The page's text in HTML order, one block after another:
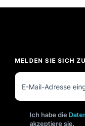
MELDEN SIE SICH
Ich habe die
akzeptiere sie.